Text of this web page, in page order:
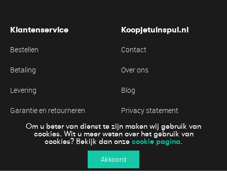
Om u beter van dienst te zijn maken wij gebruik van
cookies. Wit u meer weten over het gebruik van
cookies? Bekijk dan onze cookie pagina.
Akkoord
Klantenservice
Bestellen
Betaling
Levering
Garantie en retourneren
Algemene voorwaarden
Koopjetuinspul.nl
Contact
Over ons
Blog
Privacy statement
Cookie statement
Online veiling betalen